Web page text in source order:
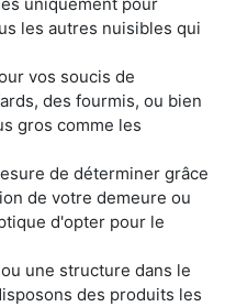
les autres nuisibles qui
vos soucis de
des fourmis, ou bien
gros comme les
de déterminer grâce
de votre demeure ou
d'opter pour le
une structure dans le
des produits les